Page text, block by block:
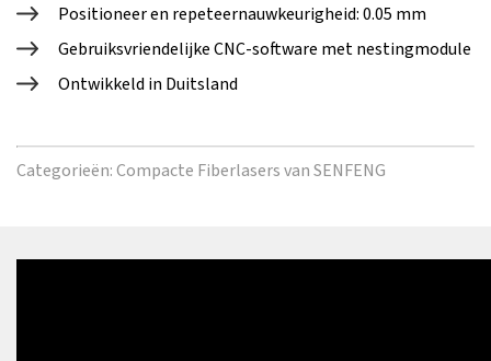
Positioneer en repeteernauwkeurigheid: 0.05 mm
Gebruiksvriendelijke CNC-software met nestingmodule
Ontwikkeld in Duitsland
Categorieën:Compacte Fiberlasers van SENFENG